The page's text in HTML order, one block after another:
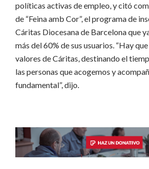
políticas activas de empleo, y citó
de “Feina amb Cor”, el programa de
Cáritas Diocesana de Barcelona que
más del 60% de sus usuarios. “Hay
valores de Cáritas, destinando el
las personas que acogemos y
fundamental”, dijo.